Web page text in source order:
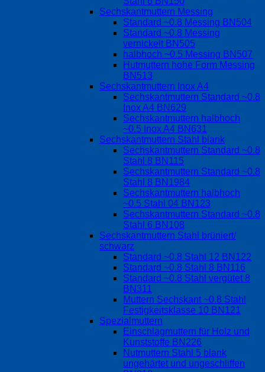
Sechskantmuttern Messing
Standard ~0.8 Messing BN504
Standard ~0.8 Messing
vernickelt BN505
halbhoch ~0.5 Messing BN507
Hutmuttern hohe Form Messing
BN513
Sechskantmuttern Inox A4
Sechskantmuttern Standard ~0.8
Inox A4 BN629
Sechskantmuttern halbhoch
~0.5 Inox A4 BN631
Sechskantmuttern Stahl blank
Sechskantmuttern Standard ~0.8
Stahl 8 BN115
Sechskantmuttern Standard ~0.8
Stahl 8 BN1984
Sechskantmuttern halbhoch
~0.5 Stahl 04 BN123
Sechskantmuttern Standard ~0.8
Stahl 6 BN108
Sechskantmuttern Stahl brüniert/
schwarz
Standard ~0.8 Stahl 12 BN122
Standard ~0.8 Stahl 8 BN116
Standard ~0.8 Stahl vergütet 8
BN311
Muttern Sechskant ~0.8 Stahl
Festigkeitsklasse 10 BN121
Spezialmuttern
Einschlagmuttern für Holz und
Kunststoffe BN226
Nutmuttern Stahl 5 blank
ungehärtet und ungeschliffen